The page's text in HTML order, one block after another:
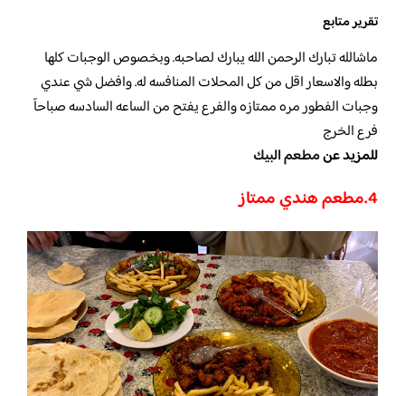
تقرير متابع
ماشالله تبارك الرحمن الله يبارك لصاحبه. وبخصوص الوجبات كلها
بطله والاسعار اقل من كل المحلات المنافسه له. وافضل شي عندي
وجبات الفطور مره ممتازه والفرع يفتح من الساعه السادسه صباحآ
فرع الخرج
للمزيد عنمطعم البيك
4.مطعم هندي ممتاز